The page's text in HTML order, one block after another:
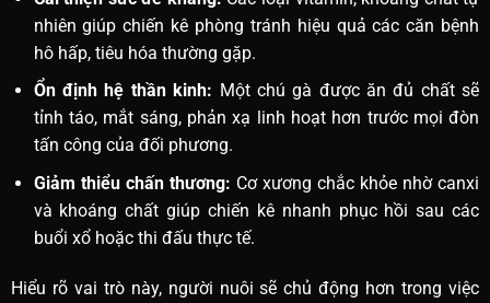
nhiên giúp chiến kê phòng tránh hiệu quả các căn bệnh
hô hấp, tiêu hóa thường gặp.
Ổn định hệ thần kinh: Một chú gà được ăn đủ chất sẽ
tỉnh táo, mắt sáng, phản xạ linh hoạt hơn trước mọi đòn
tấn công của đối phương.
Giảm thiểu chấn thương: Cơ xương chắc khỏe nhờ canxi
và khoáng chất giúp chiến kê nhanh phục hồi sau các
buổi xổ hoặc thi đấu thực tế.
Hiểu rõ vai trò này, người nuôi sẽ chủ động hơn trong việc